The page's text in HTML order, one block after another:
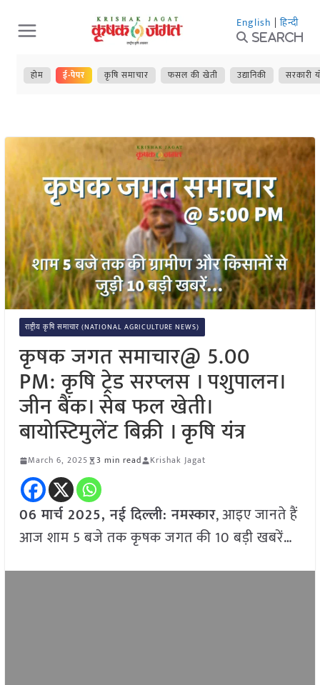
Skip
to
content
English | हिन्दी
Search
होम ई-पेपर कृषि समाचार फसल की खेती उद्यानिकी सरकारी
राष्ट्रीय कृषि समाचार (NATIONAL AGRICULTURE NEWS)
कृषक जगत समाचार@ 5.00
PM: कृषि ट्रेड सरप्लस । पशुपालन।
जीन बैंक। सेब फल खेती।
बायोस्टिमुलेंट बिक्री । कृषि यंत्र
March 6, 2025 3 min read Krishak Jagat
06 मार्च 2025, नई दिल्ली: नमस्कार, आइए जानते हैं
आज शाम 5 बजे तक कृषक जगत की 10 बड़ी खबरें…